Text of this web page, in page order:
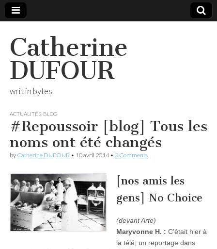
Catherine
DUFOUR
writ in bytes
ACTUALITÉS BLOG
#Repoussoir [blog] Tous les
noms ont été changés
by Catherine DUFOUR • 10 avril 2014• 0 Comments
[nos amis les
gens] No Choice
(devant Arte)
Maryvonne H. : C’était hier à
la télé, un reportage dans